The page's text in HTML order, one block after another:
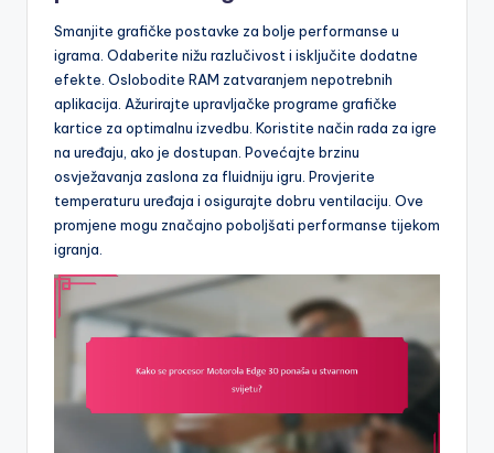
Smanjite grafičke postavke za bolje performanse u
igrama. Odaberite nižu razlučivost i isključite dodatne
efekte. Oslobodite RAM zatvaranjem nepotrebnih
aplikacija. Ažurirajte upravljačke programe grafičke
kartice za optimalnu izvedbu. Koristite način rada za igre
na uređaju, ako je dostupan. Povećajte brzinu
osvježavanja zaslona za fluidniju igru. Provjerite
temperaturu uređaja i osigurajte dobru ventilaciju. Ove
promjene mogu značajno poboljšati performanse tijekom
igranja.